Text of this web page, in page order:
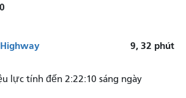
9, 32 phút
lực tính đến 2:22:10 sáng ngày